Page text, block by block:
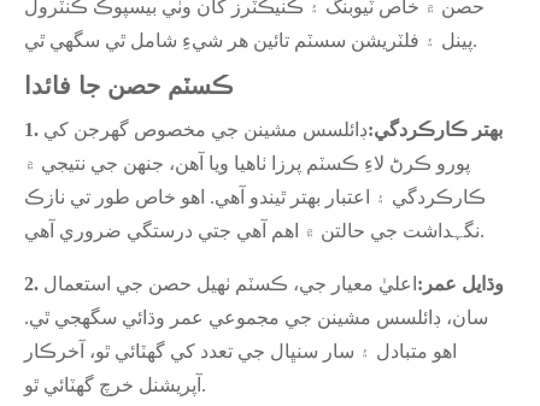
حصن ۾ خاص ٽيوبنگ ۽ ڪنيڪٽرز کان وٺي بيسپوڪ ڪنٽرول
پينل ۽ فلٽريشن سسٽم تائين هر شيءِ شامل ٿي سگهي ٿي.
ڪسٽم حصن جا فائدا
1. بهتر ڪارڪردگي:ڊائلسس مشينن جي مخصوص گهرجن کي
پورو ڪرڻ لاءِ ڪسٽم پرزا ٺاهيا ويا آهن، جنهن جي نتيجي ۾
ڪارڪردگي ۽ اعتبار بهتر ٿيندو آهي. اهو خاص طور تي نازڪ
نگہداشت جي حالتن ۾ اهم آهي جتي درستگي ضروري آهي.
2. وڌايل عمر: اعليٰ معيار جي، ڪسٽم ٺهيل حصن جي استعمال
سان، ڊائلسس مشينن جي مجموعي عمر وڌائي سگهجي ٿي.
اهو متبادل ۽ سار سنڀال جي تعدد کي گهٽائي ٿو، آخرڪار
آپريشنل خرچ گهٽائي ٿو.